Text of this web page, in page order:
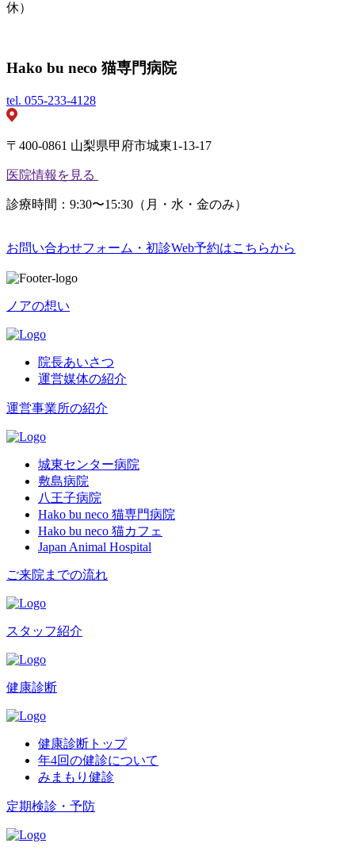
休）
Hako bu neco 猫専門病院
tel. 055-233-4128
〒400-0861 山梨県甲府市城東1-13-17
医院情報を見る
診療時間：9:30〜15:30（月・水・金のみ）
お問い合わせフォーム・初診Web予約はこちらから
ノアの想い
院長あいさつ
運営媒体の紹介
運営事業所の紹介
城東センター病院
敷島病院
八王子病院
Hako bu neco 猫専門病院
Hako bu neco 猫カフェ
Japan Animal Hospital
ご来院までの流れ
スタッフ紹介
健康診断
健康診断トップ
年4回の健診について
みまもり健診
定期検診・予防